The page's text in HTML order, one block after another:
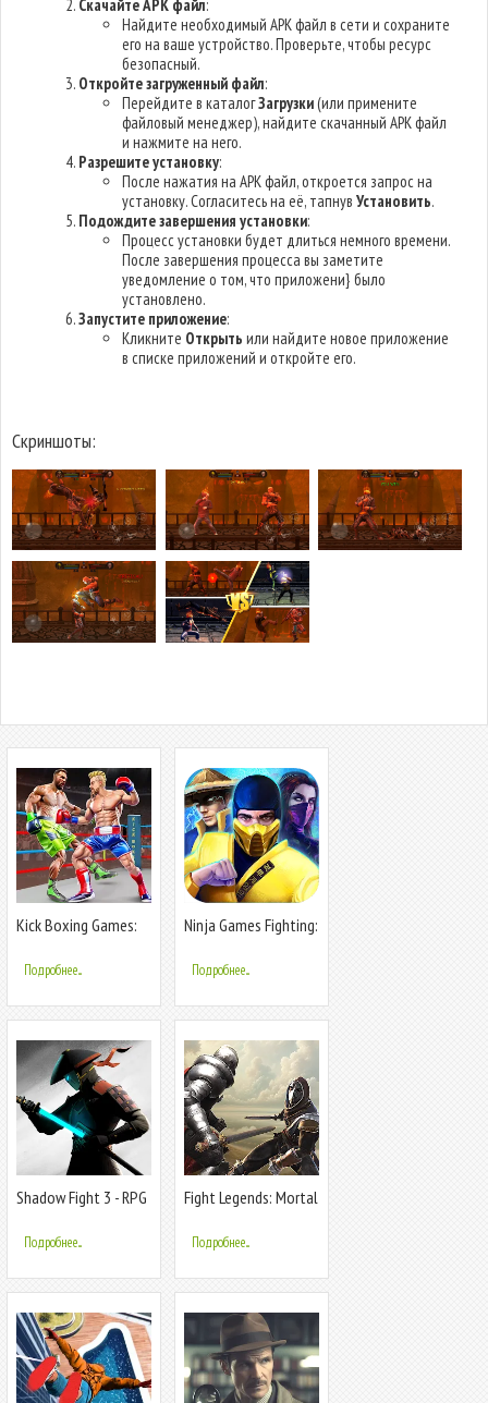
Скачайте APK файл:
Найдите необходимый APK файл в сети и сохраните
его на ваше устройство. Проверьте, чтобы ресурс
безопасный.
Откройте загруженный файл:
Перейдите в каталогЗагрузки(или примените
файловый менеджер), найдите скачанный APK файл
и нажмите на него.
Разрешите установку:
После нажатия на APK файл, откроется запрос на
установку. Согласитесь на её, тапнувУстановить.
Подождите завершения установки:
Процесс установки будет длиться немного времени.
После завершения процесса вы заметите
уведомление о том, что приложени} было
установлено.
Запустите приложение:
Кликните Открыть или найдите новое приложение
в списке приложений и откройте его.
Скриншоты:
Kick Boxing Games:
Подробнее...
Ninja Games Fighting:
Подробнее...
Shadow Fight 3 - RPG
Подробнее...
Fight Legends: Mortal
Подробнее...